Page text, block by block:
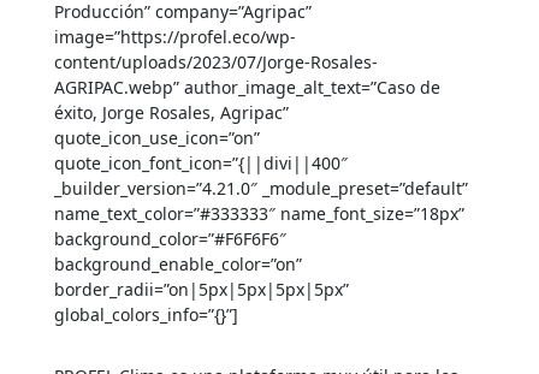
Producción” company=”Agripac”
image=”https://profel.eco/wp-
content/uploads/2023/07/Jorge-Rosales-
AGRIPAC.webp” author_image_alt_text=”Caso de
éxito, Jorge Rosales, Agripac”
quote_icon_use_icon=”on”
quote_icon_font_icon=”{||divi||400″
_builder_version=”4.21.0″ _module_preset=”default”
name_text_color=”#333333″ name_font_size=”18px”
background_color=”#F6F6F6″
background_enable_color=”on”
border_radii=”on|5px|5px|5px|5px”
global_colors_info=”{}”]